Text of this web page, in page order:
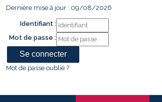
Dernière mise à jour : 09/08/2026
Identifiant :
Mot de passe :
Mot de passe oublié ?